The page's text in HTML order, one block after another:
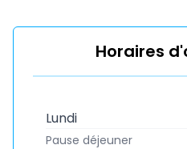
Horaires
Lundi
Pause déjeuner